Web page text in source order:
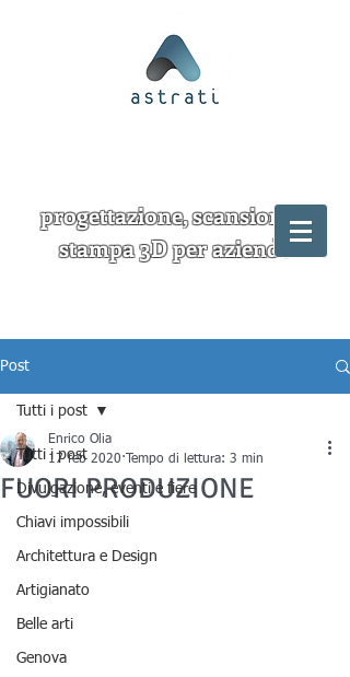
progettazione, scansione e
stampa 3D per aziende
Post
Tutti i post
Divulgazione, eventi e fiere
Chiavi impossibili
Architettura e Design
Artigianato
Belle arti
Genova
Tutti i post
FUORI PRODUZIONE
Enrico Olia
17 feb 2020
Tempo di lettura: 3 min